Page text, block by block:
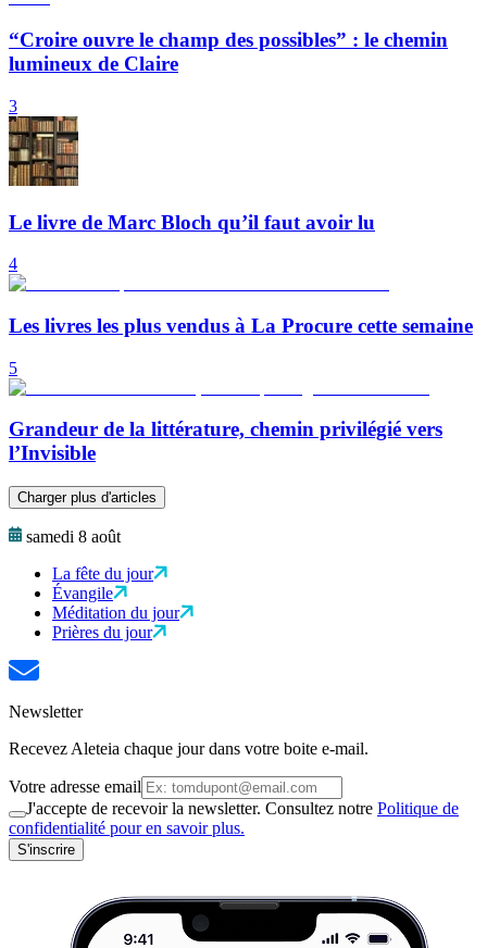
“Croire ouvre le champ des possibles” : le chemin
lumineux de Claire
3
Le livre de Marc Bloch qu’il faut avoir lu
4
Les livres les plus vendus à La Procure cette semaine
5
Grandeur de la littérature, chemin privilégié vers
l’Invisible
Charger plus d'articles
samedi 8 août
La fête du jour
Évangile
Méditation du jour
Prières du jour
Newsletter
Recevez Aleteia chaque jour dans votre boite e-mail.
Votre adresse email
J'accepte de recevoir la newsletter. Consultez notre Politique de
confidentialité pour en savoir plus.
S'inscrire